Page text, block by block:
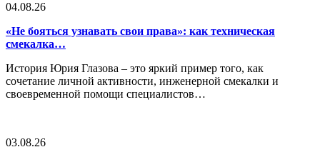
04.08.26
«Не бояться узнавать свои права»: как техническая
смекалка…
История Юрия Глазова – это яркий пример того, как
сочетание личной активности, инженерной смекалки и
своевременной помощи специалистов…
03.08.26